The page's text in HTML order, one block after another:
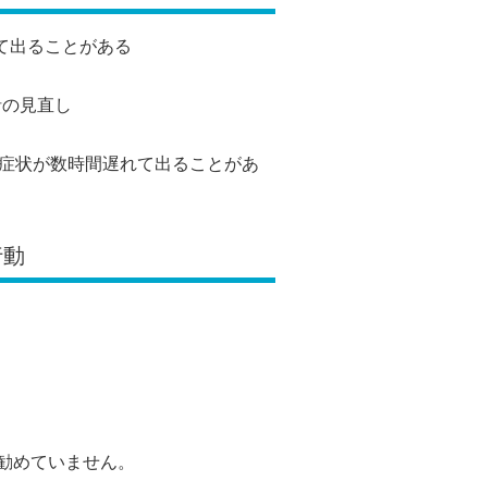
出ることがある
見直し
状が数時間遅れて出ることがあ
めていません。